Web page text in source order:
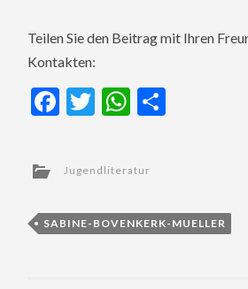
Teilen Sie den Beitrag mit Ihren
Kontakten:
Facebook
TwitterWhatsApp
Jugendliteratur
SABINE-BOVENKERK-MUELLER